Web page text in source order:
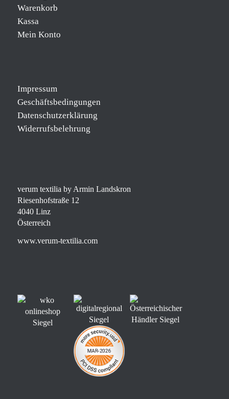
Warenkorb
Kassa
Mein Konto
Impressum
Geschäftsbedingungen
Datenschutzerklärung
Widerrufsbelehrung
verum textilia by Armin Landskron
Riesenhofstraße 12
4040 Linz
Österreich
www.verum-textilia.com